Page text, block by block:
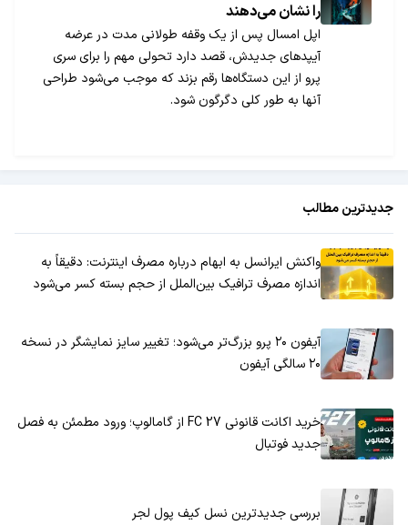
را نشان می‌دهند
اپل امسال پس از یک وقفه طولانی مدت در عرضه
آیپدهای جدیدش، قصد دارد تحولی مهم را برای سری
پرو از این دستگاه‌ها رقم بزند که موجب می‌شود طراحی
آنها به طور کلی دگرگون شود.
جدیدترین مطالب
واکنش ایرانسل به ابهام درباره مصرف اینترنت: دقیقاً به
اندازه مصرف ترافیک بین‌الملل از حجم بسته کسر می‌شود
آیفون ۲۰ پرو بزرگ‌تر می‌شود؛ تغییر سایز نمایشگر در نسخه
۲۰ سالگی آیفون
خرید اکانت قانونی FC 27 از گامالوپ؛ ورود مطمئن به فصل
جدید فوتبال
بررسی جدیدترین نسل کیف پول لجر